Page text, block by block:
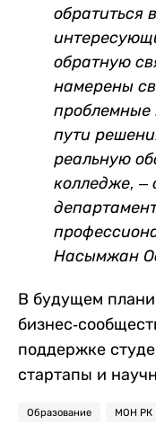
обратиться
обратную
намерены
проблемные
пути
реальную
колледже, –
Насымжан
В будущем
бизнес-
поддержке
стартапы и
Образование МОН РК